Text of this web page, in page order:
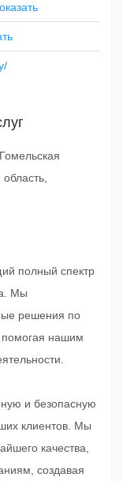
полный спектр
Мы
решения по
помогая нашим
и безопасную
клиентов. Мы
качества,
создавая